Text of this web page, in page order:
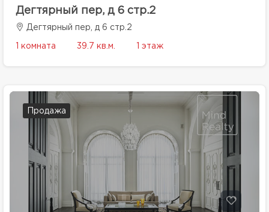
Дегтярный пер, д 6 стр.2
Дегтярный пер, д 6 стр.2
1 комната 39.7 кв.м. 1 этаж
Продажа